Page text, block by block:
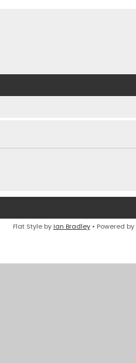
Flat Style by Ian Bradley• Powered by